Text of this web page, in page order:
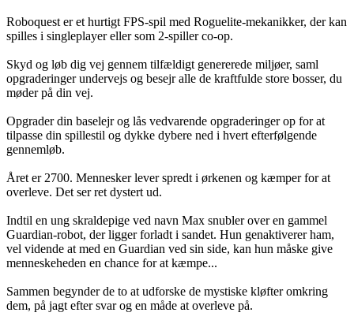
Roboquest er et hurtigt FPS-spil med Roguelite-mekanikker, der kan
spilles i singleplayer eller som 2-spiller co-op.
Skyd og løb dig vej gennem tilfældigt genererede miljøer, saml
opgraderinger undervejs og besejr alle de kraftfulde store bosser, du
møder på din vej.
Opgrader din baselejr og lås vedvarende opgraderinger op for at
tilpasse din spillestil og dykke dybere ned i hvert efterfølgende
gennemløb.
Året er 2700. Mennesker lever spredt i ørkenen og kæmper for at
overleve. Det ser ret dystert ud.
Indtil en ung skraldepige ved navn Max snubler over en gammel
Guardian-robot, der ligger forladt i sandet. Hun genaktiverer ham,
vel vidende at med en Guardian ved sin side, kan hun måske give
menneskeheden en chance for at kæmpe...
Sammen begynder de to at udforske de mystiske kløfter omkring
dem, på jagt efter svar og en måde at overleve på.